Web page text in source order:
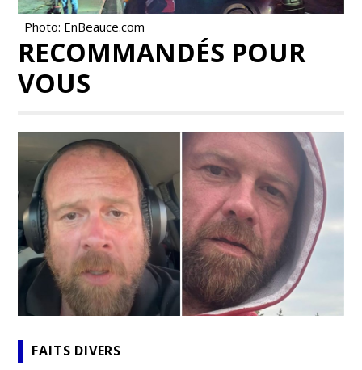
Photo: EnBeauce.com
RECOMMANDÉS POUR
VOUS
FAITS DIVERS